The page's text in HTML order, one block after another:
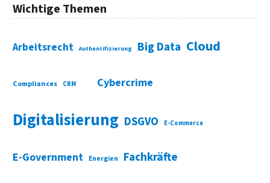
Wichtige Themen
Arbeitsrecht Authentifizierung Big Data Cloud
Compliances CRM Cybercrime
Digitalisierung DSGVO E-Commerce
E-Government Energien Fachkräfte